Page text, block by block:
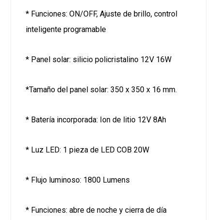
* Funciones: ON/OFF, Ajuste de brillo, control
inteligente programable
* Panel solar: silicio policristalino 12V 16W
*Tamaño del panel solar: 350 x 350 x 16 mm.
* Batería incorporada: Ion de litio 12V 8Ah
* Luz LED: 1 pieza de LED COB 20W
* Flujo luminoso: 1800 Lumens
* Funciones: abre de noche y cierra de día